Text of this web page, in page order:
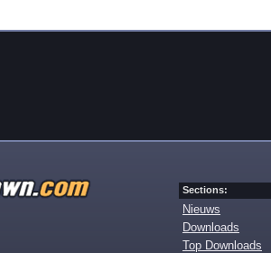
Sections:
Nieuws
Downloads
Top Downloads